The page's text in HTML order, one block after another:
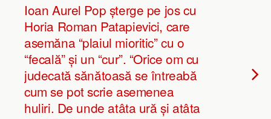
Ioan Aurel Pop șterge pe jos cu
Horia Roman Patapievici, care
asemăna “plaiul mioritic” cu o
“fecală” și un “cur”. “Orice om cu
judecată sănătoasă se întreabă
cum se pot scrie asemenea
huliri. De unde atâta ură și atâta